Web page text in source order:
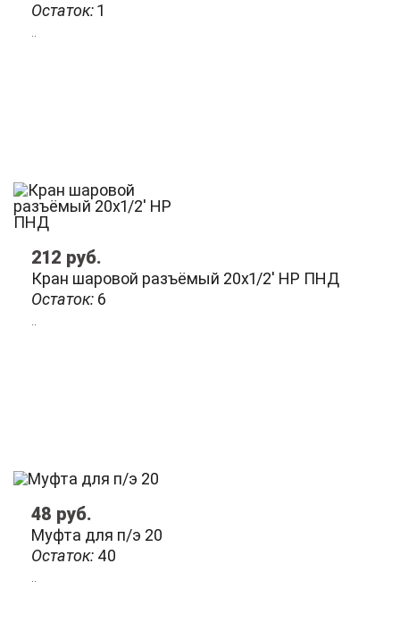
Остаток:1
Остаток: 6
Кран шаровой разъёмый 20х1/2' НР ПНД
212 руб.
Остаток: 40
Муфта для п/э 20
48 руб.